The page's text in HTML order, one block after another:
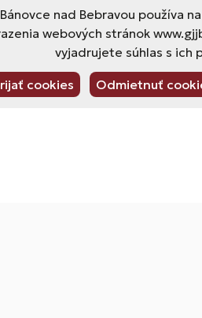
nad Bebravou
webových stránok
vyjadrujete súhlas s ich
cookies Odmietnuť